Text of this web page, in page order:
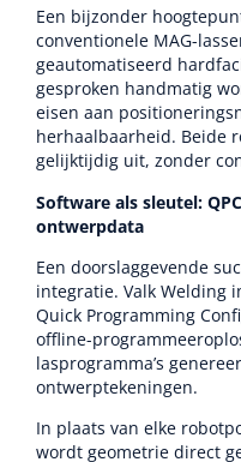
Een bijzonder
conventionele MAG-
geautomatiseerd
gesproken handmatig
eisen aan
herhaalbaarheid. Beide
gelijktijdig uit, zonder
Software als sleutel:
ontwerpdata
Een doorslaggevende
integratie. Valk Welding
Quick Programming
offline-
lasprogramma’s
ontwerptekeningen.
In plaats van elke
wordt geometrie direct